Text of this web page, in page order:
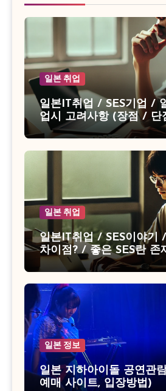
일본 취업
일본IT취업 / SES기업 /
업시 고려사항 (장점 / 단
추천?)
일본 취업
일본IT취업 / SES이야기
차이점? / 좋은 SES란 존
일본 정보
일본 지하아이돌 공연관
예매 사이트, 입장방법)